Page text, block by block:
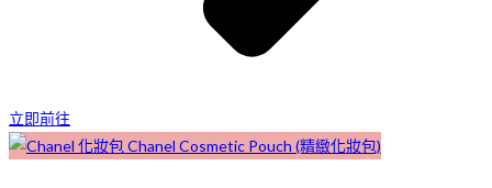
立即前往